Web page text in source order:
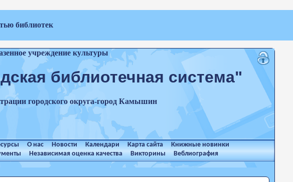
библиотек
учреждение культуры
библиотечная система"
городского округа-город Камышин
О нас Новости Календари Карта сайта
Книжные новинки
Независимая оценка качества Викторины
Веблиография